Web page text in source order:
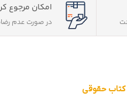
امکان مرجوع
در صورت عدم
کتاب حقوقی